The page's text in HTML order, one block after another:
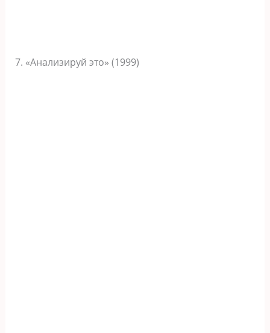
7. «Анализируй это» (1999)